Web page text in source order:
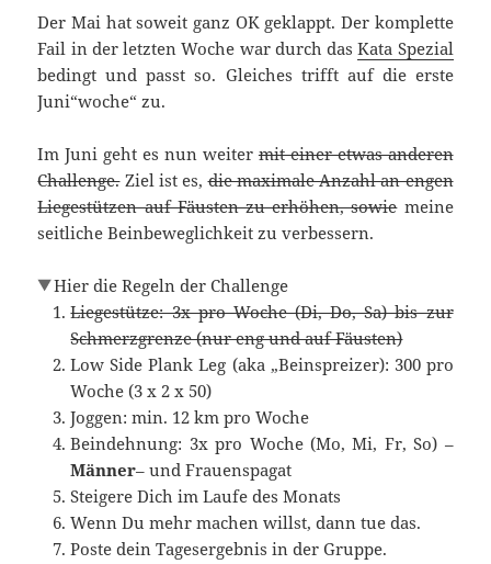
Der Mai hat soweit ganz OK geklappt. Der komplette
Fail in der letzten Woche war durch dasKata Spezial
bedingt und passt so. Gleiches trifft auf die erste
Juni“woche“ zu.
Im Juni geht es nun weitermit einer etwas anderen
Challenge.Ziel ist es,die maximale Anzahl an engen
Liegestützen auf Fäusten zu erhöhen, sowiemeine
seitliche Beinbeweglichkeit zu verbessern.
Hier die Regeln der Challenge
Liegestütze: 3x pro Woche (Di, Do, Sa) bis zur
Schmerzgrenze (nur eng und auf Fäusten)
Low Side Plank Leg (aka „Beinspreizer): 300 pro
Woche (3 x 2 x 50)
Joggen: min. 12 km pro Woche
Beindehnung: 3x pro Woche (Mo, Mi, Fr, So) –
Männer– und Frauenspagat
Steigere Dich im Laufe des Monats
Wenn Du mehr machen willst, dann tue das.
Poste dein Tagesergebnis in der Gruppe.